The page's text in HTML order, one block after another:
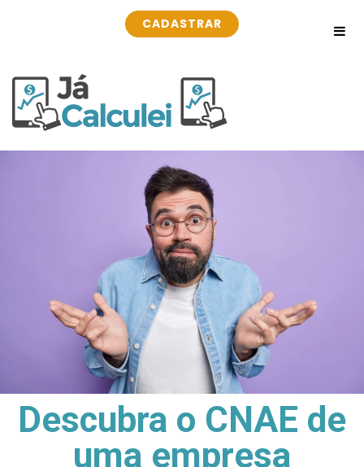
CADASTRAR
Descubra o CNAE de
uma empresa